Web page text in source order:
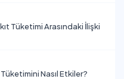
Tüketimi Arasındaki İlişki
Tüketimini Nasıl Etkiler?